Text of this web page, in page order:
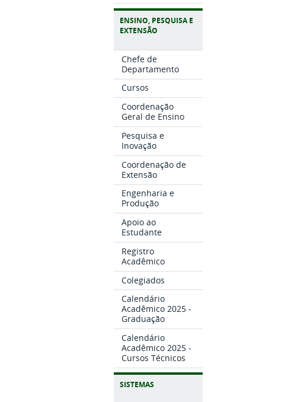
ENSINO, PESQUISA E
EXTENSÃO
Chefe de
Departamento
Cursos
Coordenação
Geral de Ensino
Pesquisa e
Inovação
Coordenação de
Extensão
Engenharia e
Produção
Apoio ao
Estudante
Registro
Acadêmico
Colegiados
Calendário
Acadêmico 2025 -
Graduação
Calendário
Acadêmico 2025 -
Cursos Técnicos
SISTEMAS